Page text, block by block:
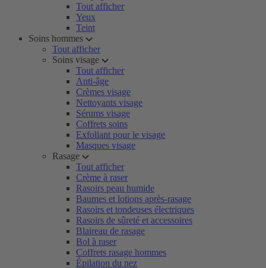
Tout afficher
Yeux
Teint
Soins hommes
Tout afficher
Soins visage
Tout afficher
Anti-âge
Crèmes visage
Nettoyants visage
Sérums visage
Coffrets soins
Exfoliant pour le visage
Masques visage
Rasage
Tout afficher
Crème à raser
Rasoirs peau humide
Baumes et lotions après-rasage
Rasoirs et tondeuses électriques
Rasoirs de sûreté et accessoires
Blaireau de rasage
Bol à raser
Coffrets rasage hommes
Épilation du nez